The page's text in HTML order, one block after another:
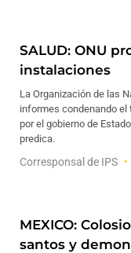
SALUD: ONU
instalaciones
La Organización de las
informes condenando el
por el gobierno de
predica.
Corresponsal de IPS
MEXICO:
santos y